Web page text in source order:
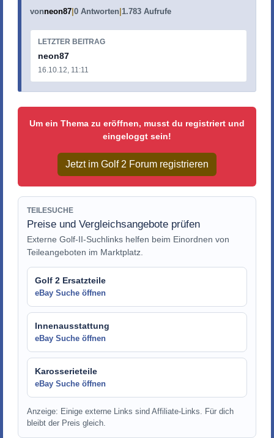
vonneon87 0 Antworten 1.783 Aufrufe
LETZTER BEITRAG
neon87
16.10.12, 11:11
Um ein Thema zu eröffnen, musst du registriert und
eingeloggt sein!
Jetzt im Golf 2 Forum registrieren
TEILESUCHE
Preise und Vergleichsangebote prüfen
Externe Golf-II-Suchlinks helfen beim Einordnen von
Teileangeboten im Marktplatz.
Golf 2 Ersatzteile
eBay Suche öffnen
Innenausstattung
eBay Suche öffnen
Karosserieteile
eBay Suche öffnen
Anzeige: Einige externe Links sind Affiliate-Links. Für dich
bleibt der Preis gleich.